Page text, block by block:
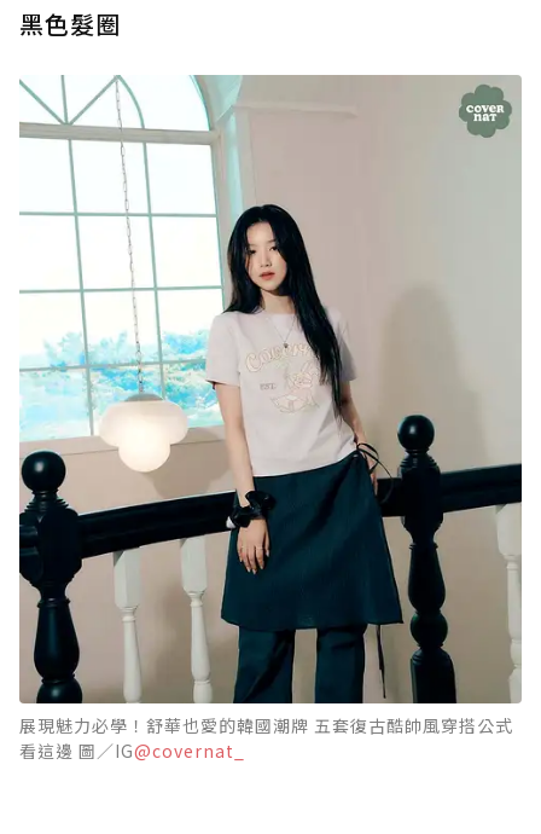
黑色髮圈
展現魅力必學！舒華也愛的韓國潮牌 五套復古酷帥風穿搭公式
看這邊 圖／IG@covernat_